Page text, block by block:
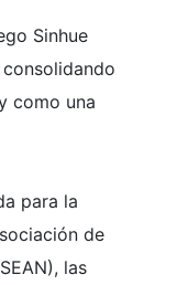
Sinhue
como una
para la
de
las